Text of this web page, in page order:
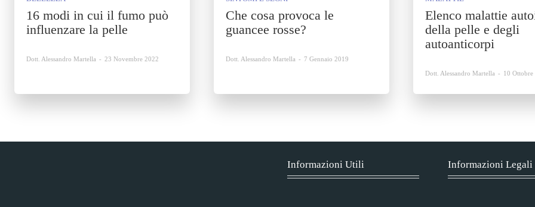
16 modi in cui il fumo può
influenzare la pelle
Dott. Alessandro Martella - 23 Novembre 2022
Che cosa provoca le
guancee rosse?
Dott. Alessandro Martella - 7 Gennaio 2019
Elenco malattie
della pelle e degli
autoanticorpi
Dott. Alessandro Martella - 10 Ottobre
Informazioni Utili Informazioni Legali